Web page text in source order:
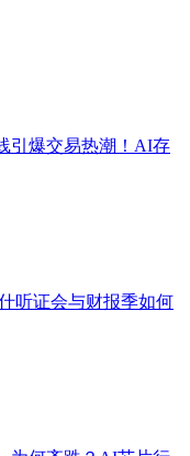
引爆交易热潮！AI存
听证会与财报季如何